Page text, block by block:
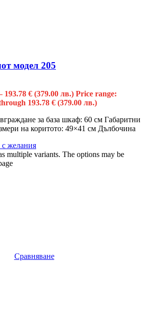
модел 205
193.78 € (379.00 лв.) Price range:
193.78 € (379.00 лв.)
за база шкаф: 60 см Габаритни
на коритото: 49×41 см Дълбочина
желания
multiple variants. The options may be
Сравняване